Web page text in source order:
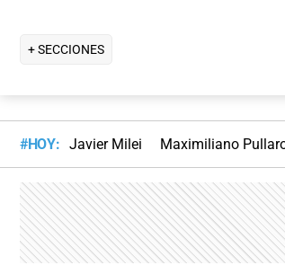
+ SECCIONES
#HOY: Javier Milei Maximiliano